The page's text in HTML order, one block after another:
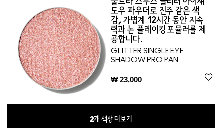
울트라 스무스 글리터 아이섀
도우 파우더로 진주 같은 색
감, 가볍계 12시간 동안 지속
력과 논 플레이킹 포뮬러를 제
공합니다.
GLITTER SINGLE EYE
SHADOW PRO PAN
₩ 23,000
2개 색상 더보기